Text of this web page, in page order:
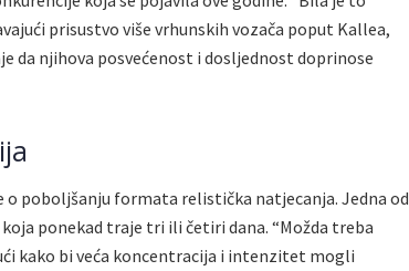
prisustvo više vrhunskih vozača poput Kallea,
da njihova posvećenost i dosljednost doprinose
o poboljšanju formata relistička natjecanja. Jedna od
ponekad traje tri ili četiri dana. “Možda treba
kako bi veća koncentracija i intenzitet mogli